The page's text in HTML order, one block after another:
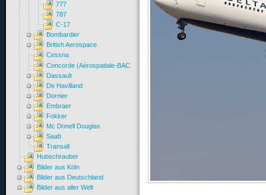
777
787
C-17
Bombardier
British Aerospace
Cessna
Concorde (Aérospatiale-BAC)
Dassault
De Havilland
Dornier
Embraer
Fokker
Mc Donell Douglas
Saab
Transall
Hubschrauber
Bilder aus Köln
Bilder aus Deutschland
Bilder aus aller Welt